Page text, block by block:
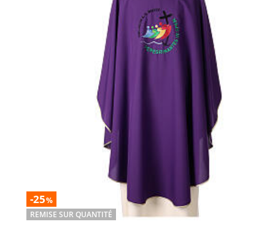
-25%
REMISE SUR QUANTITÉ